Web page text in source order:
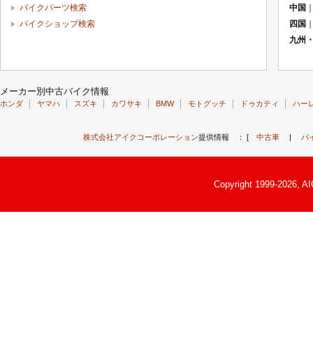
バイクパーツ検索
バイクショップ検索
中国
四国
九州
メーカー別中古バイク情報
ホンダ ヤマハ スズキ カワサキ BMW モトグッチ ドゥカティ ハー
株式会社アイクコーポレーション提供情報 ： [ 中古車 | バ
Copyright 1999-2026,